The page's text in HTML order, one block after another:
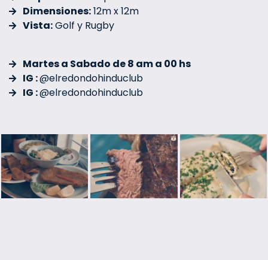
Dimensiones:12m x 12m
Vista:Golf y Rugby
Martes a Sabado de 8 am a 00 hs
IG :@elredondohinduclub
IG :@elredondohinduclub